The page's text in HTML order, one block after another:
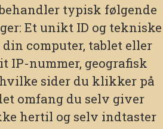
typisk følgende
Et unikt ID og tekniske
computer, tablet eller
IP-nummer, geografisk
sider du klikker på
omfang du selv giver
hertil og selv indtaster